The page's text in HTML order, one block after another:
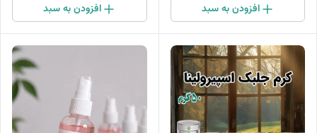
افزودن به سبد افزودن به سبد